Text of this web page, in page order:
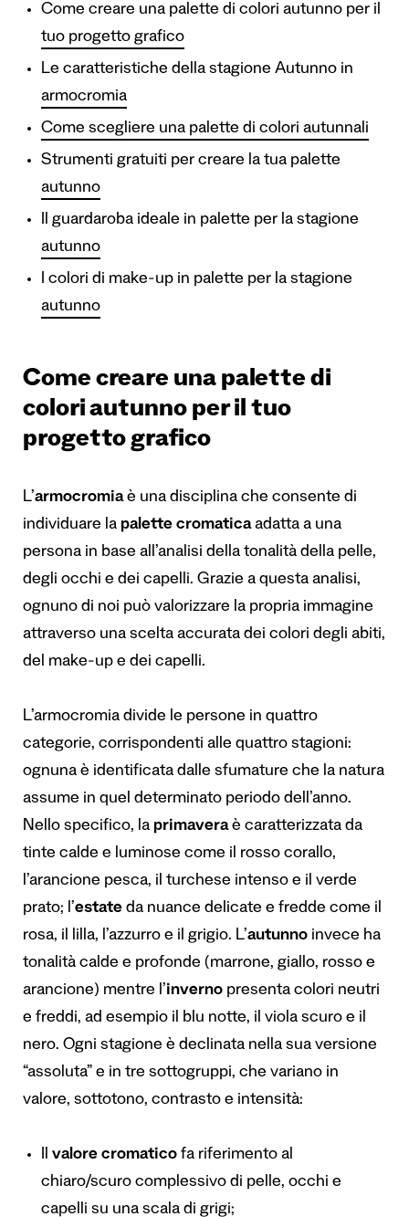
Come creare una palette di colori autunno per il
tuo progetto grafico
Le caratteristiche della stagione Autunno in
armocromia
Come scegliere una palette di colori autunnali
Strumenti gratuiti per creare la tua palette
autunno
Il guardaroba ideale in palette per la stagione
autunno
I colori di make-up in palette per la stagione
autunno
Come creare una palette di
colori autunno per il tuo
progetto grafico
L’armocromiaè una disciplina che consente di
individuare la palette cromaticaadatta a una
persona in base all’analisi della tonalità della pelle,
degli occhi e dei capelli. Grazie a questa analisi,
ognuno di noi può valorizzare la propria immagine
attraverso una scelta accurata dei colori degli abiti,
del make-up e dei capelli.
L’armocromia divide le persone in quattro
categorie, corrispondenti alle quattro stagioni:
ognuna è identificata dalle sfumature che la natura
assume in quel determinato periodo dell’anno.
Nello specifico, la primaveraè caratterizzata da
tinte calde e luminose come il rosso corallo,
l’arancione pesca, il turchese intenso e il verde
prato; l’estate da nuance delicate e fredde come il
rosa, il lilla, l’azzurro e il grigio. L’autunno invece ha
tonalità calde e profonde (marrone, giallo, rosso e
arancione) mentre l’inverno presenta colori neutri
e freddi, ad esempio il blu notte, il viola scuro e il
nero. Ogni stagione è declinata nella sua versione
“assoluta” e in tre sottogruppi, che variano in
valore, sottotono, contrasto e intensità:
Il valore cromatico fa riferimento al
chiaro/scuro complessivo di pelle, occhi e
capelli su una scala di grigi;